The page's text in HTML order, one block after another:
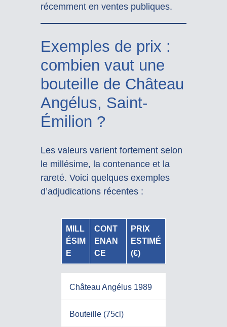
récemment en ventes publiques.
Exemples de prix :
combien vaut une
bouteille de Château
Angélus, Saint-
Émilion ?
Les valeurs varient fortement selon
le millésime, la contenance et la
rareté. Voici quelques exemples
d’adjudications récentes :
MILL
ÉSIM
E
CONT
ENAN
CE
PRIX
ESTIMÉ
(€)
Château Angélus 1989
Bouteille (75cl)